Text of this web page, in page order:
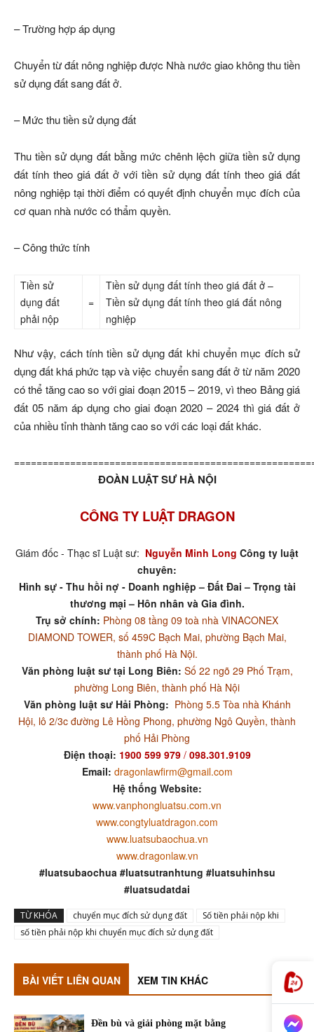
– Trường hợp áp dụng
Chuyển từ đất nông nghiệp được Nhà nước giao không thu tiền
sử dụng đất sang đất ở.
– Mức thu tiền sử dụng đất
Thu tiền sử dụng đất bằng mức chênh lệch giữa tiền sử dụng
đất tính theo giá đất ở với tiền sử dụng đất tính theo giá đất
nông nghiệp tại thời điểm có quyết định chuyển mục đích của
cơ quan nhà nước có thẩm quyền.
– Công thức tính
Tiền sử
dụng đất
phải nộp
=
Tiền sử dụng đất tính theo giá đất ở –
Tiền sử dụng đất tính theo giá đất nông
nghiệp
Như vậy, cách tính tiền sử dụng đất khi chuyển mục đích sử
dụng đất khá phức tạp và việc chuyển sang đất ở từ năm 2020
có thể tăng cao so với giai đoạn 2015 – 2019, vì theo Bảng giá
đất 05 năm áp dụng cho giai đoạn 2020 – 2024 thì giá đất ở
của nhiều tỉnh thành tăng cao so với các loại đất khác.
ĐOÀN LUẬT SƯ HÀ NỘI
CÔNG TY LUẬT DRAGON
Giám đốc - Thạc sĩ Luật sư: Nguyễn Minh Long Công ty luật
chuyên:
Hình sự - Thu hồi nợ - Doanh nghiệp – Đất Đai – Trọng tài
thương mại – Hôn nhân và Gia đình.
Trụ sở chính: Phòng 08 tầng 09 toà nhà VINACONEX
DIAMOND TOWER, số 459C Bạch Mai, phường Bạch Mai,
thành phố Hà Nội.
Văn phòng luật sư tại Long Biên: Số 22 ngõ 29 Phố Trạm,
phường Long Biên, thành phố Hà Nội
Văn phòng luật sư Hải Phòng: Phòng 5.5 Tòa nhà Khánh
Hội, lô 2/3c đường Lê Hồng Phong, phường Ngô Quyền, thành
phố Hải Phòng
Điện thoại: 1900 599 979/ 098.301.9109
Email: dragonlawfirm@gmail.com
Hệ thống Website:
www.vanphongluatsu.com.vn
www.congtyluatdragon.com
www.luatsubaochua.vn
www.dragonlaw.vn
#luatsubaochua #luatsutranhtung #luatsuhinhsu
#luatsudatdai
TỪ KHÓA chuyển mục đích sử dụng đất
Số tiền phải nộp khi
số tiền phải nộp khi chuyển mục đích sử dụng đất
BÀI VIẾT LIÊN QUAN XEM TIN KHÁC
Đền bù và giải phòng mặt bằng